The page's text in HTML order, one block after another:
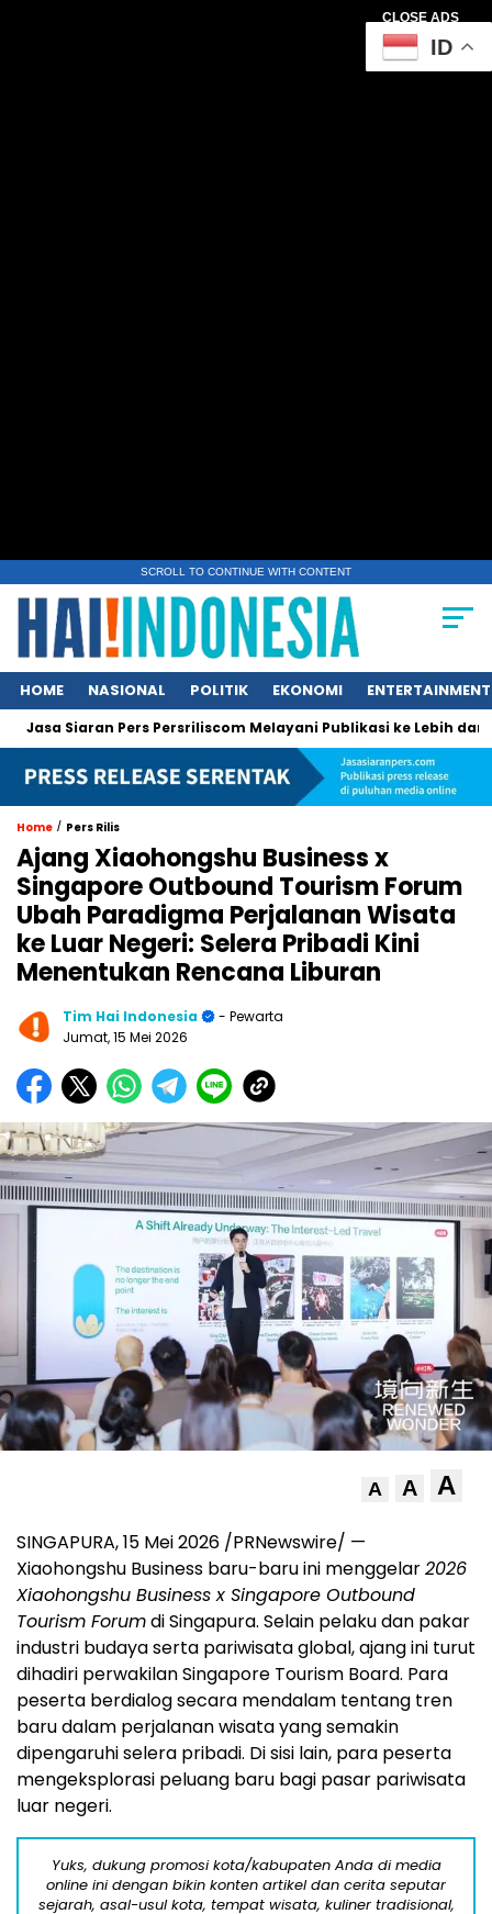
CLOSE ADS
SCROLL TO CONTINUE WITH CONTENT
HOME NASIONAL POLITIK EKONOMI ENTERTAINMENT
Pers Persriliscom Melayani Publikasi ke Lebih dari 150
Home / Pers Rilis
Ajang Xiaohongshu Business x
Singapore Outbound Tourism Forum
Ubah Paradigma Perjalanan Wisata
ke Luar Negeri: Selera Pribadi Kini
Menentukan Rencana Liburan
Tim Hai Indonesia
- Pewarta
Jumat, 15 Mei 2026
A A A
SINGAPURA, 15 Mei 2026 /PRNewswire/ —
Xiaohongshu Business baru-baru ini menggelar2026
Xiaohongshu Business x Singapore Outbound
Tourism Forumdi Singapura. Selain pelaku dan pakar
industri budaya serta pariwisata global, ajang ini turut
dihadiri perwakilan Singapore Tourism Board. Para
peserta berdialog secara mendalam tentang tren
baru dalam perjalanan wisata yang semakin
dipengaruhi selera pribadi. Di sisi lain, para peserta
mengeksplorasi peluang baru bagi pasar pariwisata
luar negeri.
Yuks, dukung promosi kota/kabupaten Anda di media
online ini dengan bikin konten artikel dan cerita seputar
sejarah, asal-usul kota, tempat wisata, kuliner tradisional,
ID